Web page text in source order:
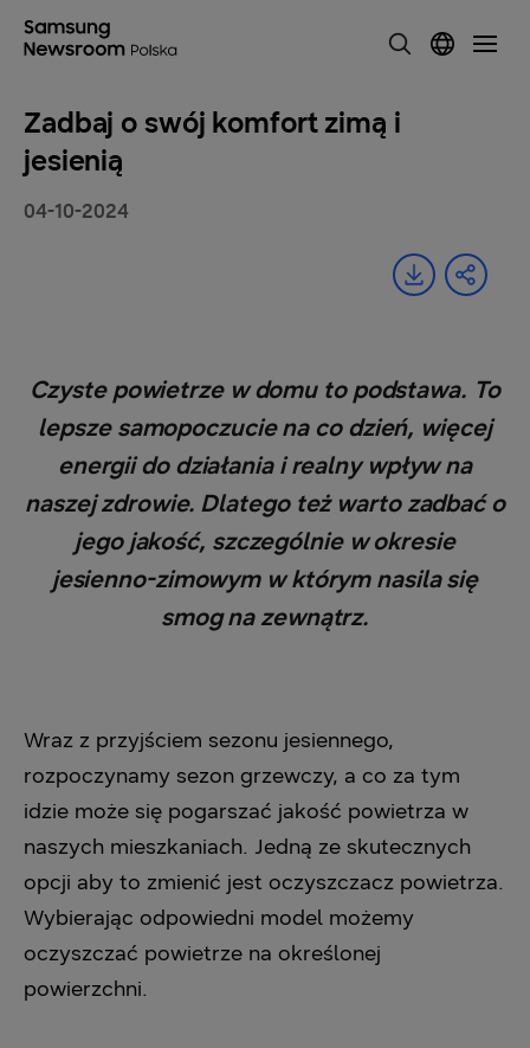
Zadbaj o swój komfort zimą i
jesienią
04-10-2024
Czyste powietrze w domu to podstawa. To
lepsze samopoczucie na co dzień, więcej
energii do działania i realny wpływ na
naszej zdrowie. Dlatego też warto zadbać o
jego jakość, szczególnie w okresie
jesienno-zimowym w którym nasila się
smog na zewnątrz.
Wraz z przyjściem sezonu jesiennego,
rozpoczynamy sezon grzewczy, a co za tym
idzie może się pogarszać jakość powietrza w
naszych mieszkaniach. Jedną ze skutecznych
opcji aby to zmienić jest oczyszczacz powietrza.
Wybierając odpowiedni model możemy
oczyszczać powietrze na określonej
powierzchni.